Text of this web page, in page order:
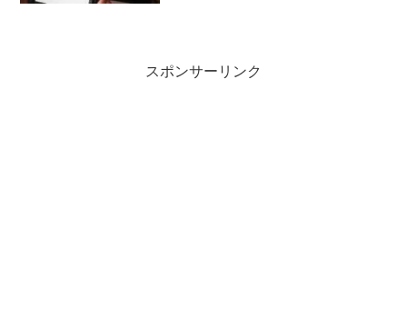
スポンサーリンク